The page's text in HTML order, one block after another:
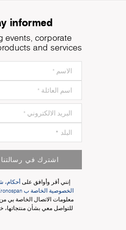
informed!
events, corporate
and services
اشترك في رسالتنا
إنني أقر وأوافق على
الخصوصية الخاصة ب Kronospan
للتواصل معي بشأن منتجاتها،